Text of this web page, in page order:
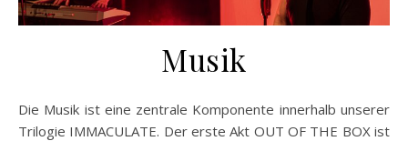
Musik
Die Musik ist eine zentrale Komponente innerhalb unserer
Trilogie IMMACULATE. Der erste Akt OUT OF THE BOX ist